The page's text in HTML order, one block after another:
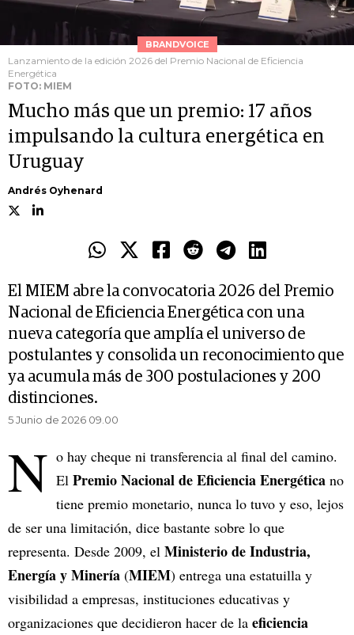
BRANDVOICE
Lanzamiento de la edición 2026 del Premio Nacional de Eficiencia
Energética
FOTO: MIEM
Mucho más que un premio: 17 años
impulsando la cultura energética en
Uruguay
Andrés Oyhenard
El MIEM abre la convocatoria 2026 del Premio
Nacional de Eficiencia Energética con una
nueva categoría que amplía el universo de
postulantes y consolida un reconocimiento que
ya acumula más de 300 postulaciones y 200
distinciones.
5 Junio de 2026 09.00
N o hay cheque ni transferencia al final del camino.
El Premio Nacional de Eficiencia Energética no
tiene premio monetario, nunca lo tuvo y eso, lejos
de ser una limitación, dice bastante sobre lo que
representa. Desde 2009, el Ministerio de Industria,
Energía y Minería (MIEM) entrega una estatuilla y
visibilidad a empresas, instituciones educativas y
organizaciones que decidieron hacer de la eficiencia